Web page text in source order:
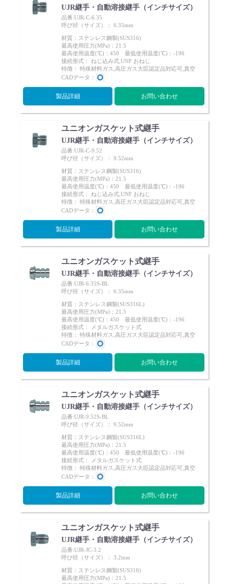
UJR継手・自動溶接継手（インチサイズ）
品番:UJR-C-6.35
呼び径（サイズ）： 6.35mm
材質：ステンレス鋼製(SUS316)
最高使用圧力(MPa)：21.5
最高使用温度(℃)：450 最低使用温度(℃)：-196
接続形式： ねじ込み式,UNF おねじ
特徴： 特殊材料ガス,高圧ガス大臣認定品対応可,真空
CADデータ：
製品詳細 お問い合わせ
ユニオンガスケット式継手
UJR継手・自動溶接継手（インチサイズ）
品番:UJR-C-9.52
呼び径（サイズ）： 9.52mm
材質：ステンレス鋼製(SUS316)
最高使用圧力(MPa)：21.5
最高使用温度(℃)：450 最低使用温度(℃)：-196
接続形式： ねじ込み式,UNF おねじ
特徴： 特殊材料ガス,高圧ガス大臣認定品対応可,真空
CADデータ：
製品詳細 お問い合わせ
ユニオンガスケット式継手
UJR継手・自動溶接継手（インチサイズ）
品番:UJR-6.35S-BL
呼び径（サイズ）： 6.35mm
材質：ステンレス鋼製(SUS316L)
最高使用圧力(MPa)：21.5
最高使用温度(℃)：450 最低使用温度(℃)：-196
接続形式： メタルガスケット式
特徴： 特殊材料ガス,高圧ガス大臣認定品対応可,真空
CADデータ：
製品詳細 お問い合わせ
ユニオンガスケット式継手
UJR継手・自動溶接継手（インチサイズ）
品番:UJR-9.52S-BL
呼び径（サイズ）： 9.52mm
材質：ステンレス鋼製(SUS316L)
最高使用圧力(MPa)：21.5
最高使用温度(℃)：450 最低使用温度(℃)：-196
接続形式： メタルガスケット式
特徴： 特殊材料ガス,高圧ガス大臣認定品対応可,真空
CADデータ：
製品詳細 お問い合わせ
ユニオンガスケット式継手
UJR継手・自動溶接継手（インチサイズ）
品番:UJR-JC-3.2
呼び径（サイズ）： 3.2mm
材質：ステンレス鋼製(SUS316)
最高使用圧力(MPa)：21.5